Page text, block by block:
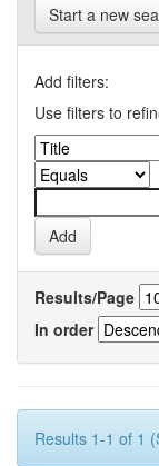
Start a new
Add filters:
Use filters to
Results/Page
In order
Results 1-1 of 1